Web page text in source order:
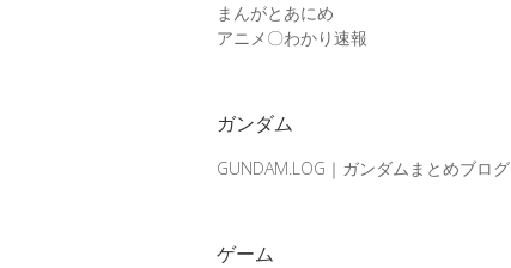
まんがとあにめ
アニメ〇わかり速報
ガンダム
GUNDAM.LOG｜ガンダムまとめブログ
ゲーム